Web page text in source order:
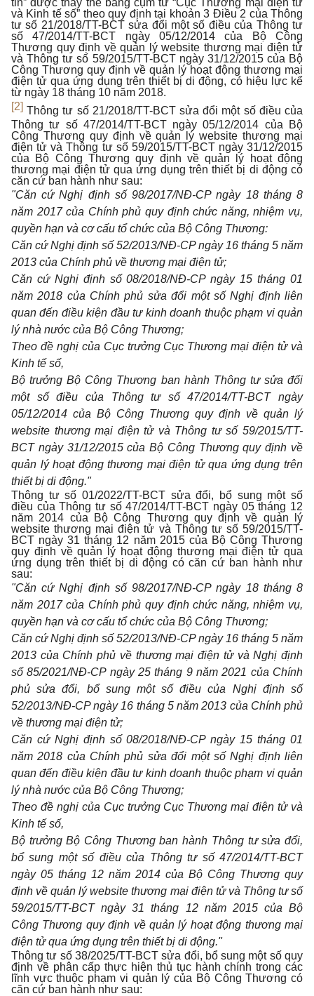
và Kinh tế số” theo quy định tại khoản 3 Điều 2 của Thông
tư số 21/2018/TT-BCT sửa đổi một số điều của Thông tư
số 47/2014/TT-BCT ngày 05/12/2014 của Bộ Công
Thương quy định về quản lý website thương mại điện tử
và Thông tư số 59/2015/TT-BCT ngày 31/12/2015 của Bộ
Công Thương quy định về quản lý hoạt động thương mại
điện tử qua ứng dụng trên thiết bị di động, có hiệu lực kể
từ ngày 18 tháng 10 năm 2018.
[2] Thông tư số 21/2018/TT-BCT sửa đổi một số điều của
Thông tư số 47/2014/TT-BCT ngày 05/12/2014 của Bộ
Công Thương quy định về quản lý website thương mại
điện tử và Thông tư số 59/2015/TT-BCT ngày 31/12/2015
của Bộ Công Thương quy định về quản lý hoạt động
thương mại điện tử qua ứng dụng trên thiết bị di động có
căn cứ ban hành như sau:
"Căn cứ Nghị định số 98/2017/NĐ-CP ngày 18 tháng 8
năm 2017 của Chính phủ quy định chức năng, nhiệm vụ,
quyền hạn và cơ cấu tổ chức của Bộ Công Thương:
Căn cứ Nghị định số 52/2013/NĐ-CP ngày 16 tháng 5 năm
2013 của Chính phủ về thương mại điện tử;
Căn cứ Nghị định số 08/2018/NĐ-CP ngày 15 tháng 01
năm 2018 của Chính phủ sửa đổi một số Nghị định liên
quan đến điều kiện đầu tư kinh doanh thuộc phạm vi quản
lý nhà nước của Bộ Công Thương;
Theo đề nghị của Cục trưởng Cục Thương mại điện tử và
Kinh tế số,
Bộ trưởng Bộ Công Thương ban hành Thông tư sửa đổi
một số điều của Thông tư số 47/2014/TT-BCT ngày
05/12/2014 của Bộ Công Thương quy định về quản lý
website thương mại điện tử và Thông tư số 59/2015/TT-
BCT ngày 31/12/2015 của Bộ Công Thương quy định về
quản lý hoạt động thương mại điện tử qua ứng dụng trên
thiết bị di động."
Thông tư số 01/2022/TT-BCT sửa đổi, bổ sung một số
điều của Thông tư số 47/2014/TT-BCT ngày 05 tháng 12
năm 2014 của Bộ Công Thương quy định về quản lý
website thương mại điện tử và Thông tư số 59/2015/TT-
BCT ngày 31 tháng 12 năm 2015 của Bộ Công Thương
quy định về quản lý hoạt động thương mại điện tử qua
ứng dụng trên thiết bị di động có căn cứ ban hành như
sau:
"Căn cứ Nghị định số 98/2017/NĐ-CP ngày 18 tháng 8
năm 2017 của Chính phủ quy định chức năng, nhiệm vụ,
quyền hạn và cơ cấu tổ chức của Bộ Công Thương;
Căn cứ Nghị định số 52/2013/NĐ-CP ngày 16 tháng 5 năm
2013 của Chính phủ về thương mại điện tử và Nghị định
số 85/2021/NĐ-CP ngày 25 tháng 9 năm 2021 của Chính
phủ sửa đổi, bổ sung một số điều của Nghị định số
52/2013/NĐ-CP ngày 16 tháng 5 năm 2013 của Chính phủ
về thương mại điện tử;
Căn cứ Nghị định số 08/2018/NĐ-CP ngày 15 tháng 01
năm 2018 của Chính phủ sửa đổi một số Nghị định liên
quan đến điều kiện đầu tư kinh doanh thuộc phạm vi quản
lý nhà nước của Bộ Công Thương;
Theo đề nghị của Cục trưởng Cục Thương mại điện tử và
Kinh tế số,
Bộ trưởng Bộ Công Thương ban hành Thông tư sửa đổi,
bổ sung một số điều của Thông tư số 47/2014/TT-BCT
ngày 05 tháng 12 năm 2014 của Bộ Công Thương quy
định về quản lý website thương mại điện tử và Thông tư số
59/2015/TT-BCT ngày 31 tháng 12 năm 2015 của Bộ
Công Thương quy định về quản lý hoạt động thương mại
điện tử qua ứng dụng trên thiết bị di động."
Thông tư số 38/2025/TT-BCT sửa đổi, bổ sung một số quy
định về phân cấp thực hiện thủ tục hành chính trong các
lĩnh vực thuộc phạm vi quản lý của Bộ Công Thương có
căn cứ ban hành như sau: